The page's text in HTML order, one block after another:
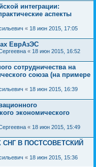
интеграции:
аспекты
« 18 июн 2015, 17:05
ЕврАзЭС
« 18 июн 2015, 16:52
сотрудничества на
союза (на примере
« 18 июн 2015, 16:39
экономического
« 18 июн 2015, 15:49
В ПОСТСОВЕТСКИЙ
« 18 июн 2015, 15:36